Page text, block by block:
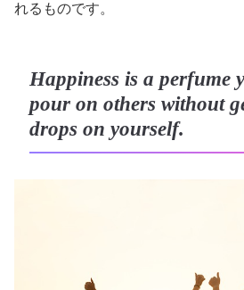
れるものです。
Happiness is a perfume
pour on others without
drops on yourself.